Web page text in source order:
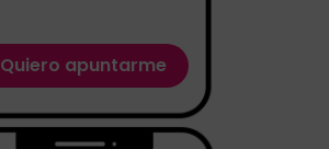
Quiero apuntarme